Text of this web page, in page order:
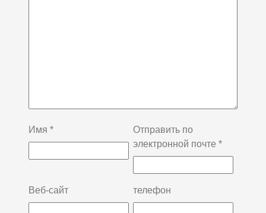
Имя *
Отправить по
электронной почте *
Веб-сайт телефон